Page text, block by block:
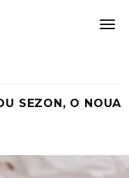
SEZON, O NOUA